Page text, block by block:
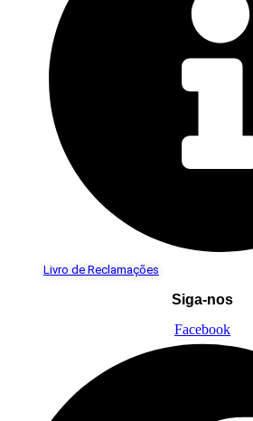
Livro de Reclamações
Siga-nos
Facebook